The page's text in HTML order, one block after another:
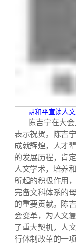
胡和平宣读人
陈吉宁在大
表示祝贺。陈吉
成就辉煌，人才
的发展历程，肯
人文学术，培养
所起的积极作用
完备文科体系的
的重要贡献。陈
会变革，为人文
了重大契机，人
行体制改革的一